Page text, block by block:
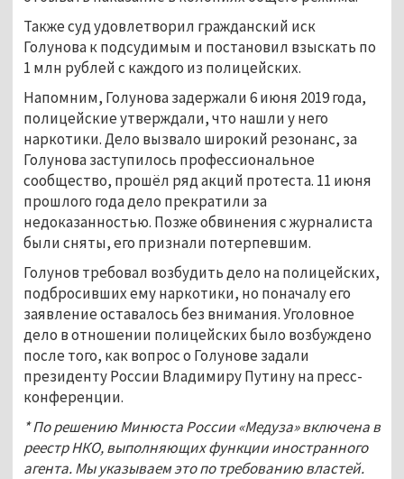
Также суд удовлетворил гражданский иск
Голунова к подсудимым и постановил взыскать по
1 млн рублей с каждого из полицейских.
Напомним, Голунова задержали 6 июня 2019 года,
полицейские утверждали, что нашли у него
наркотики. Дело вызвало широкий резонанс, за
Голунова заступилось профессиональное
сообщество, прошёл ряд акций протеста. 11 июня
прошлого года дело прекратили за
недоказанностью. Позже обвинения с журналиста
были сняты, его признали потерпевшим.
Голунов требовал возбудить дело на полицейских,
подбросивших ему наркотики, но поначалу его
заявление оставалось без внимания. Уголовное
дело в отношении полицейских было возбуждено
после того, как вопрос о Голунове задали
президенту России Владимиру Путину на пресс-
конференции.
* По решению Минюста России «Медуза» включена в
реестр НКО, выполняющих функции иностранного
агента. Мы указываем это по требованию властей.